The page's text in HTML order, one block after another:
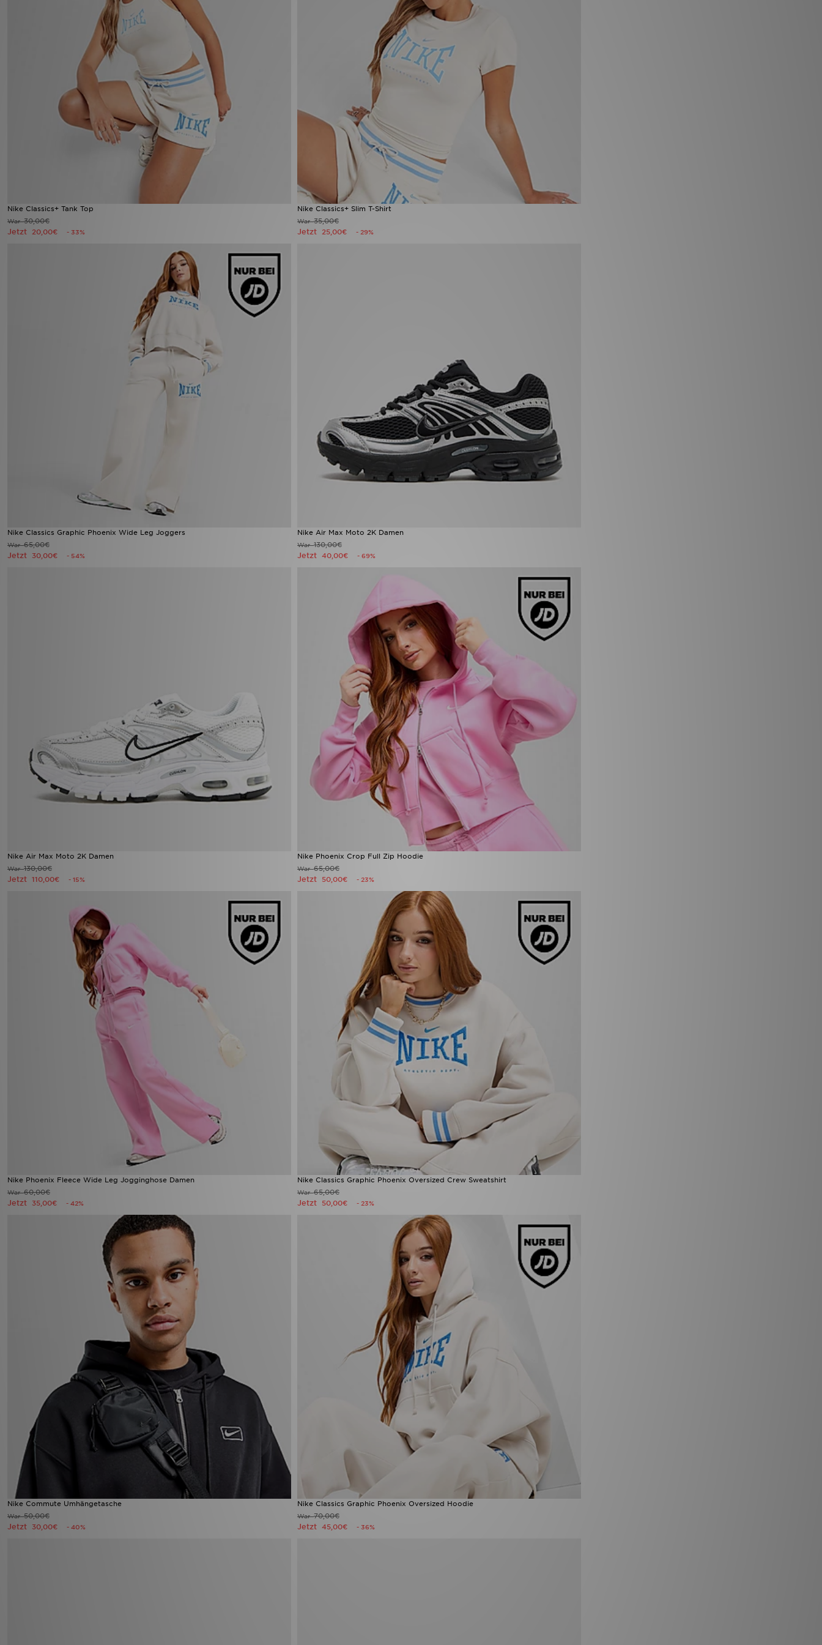
Nike Classics+ Tank Top
War30,00€
Jetzt 20,00€ - 33%
Nike Classics+ Slim T-Shirt
War35,00€
Jetzt 25,00€ - 29%
Nike Classics Graphic Phoenix Wide Leg Joggers
War65,00€
Jetzt 30,00€ - 54%
Nike Air Max Moto 2K Damen
War130,00€
Jetzt 40,00€ - 69%
Nike Air Max Moto 2K Damen
War130,00€
Jetzt 110,00€ - 15%
Nike Phoenix Crop Full Zip Hoodie
War65,00€
Jetzt 50,00€ - 23%
Nike Phoenix Fleece Wide Leg Jogginghose Damen
War60,00€
Jetzt 35,00€ - 42%
Nike Classics Graphic Phoenix Oversized Crew Sweatshirt
War65,00€
Jetzt 50,00€ - 23%
Nike Commute Umhängetasche
War50,00€
Jetzt 30,00€ - 40%
Nike Classics Graphic Phoenix Oversized Hoodie
War70,00€
Jetzt 45,00€ - 36%